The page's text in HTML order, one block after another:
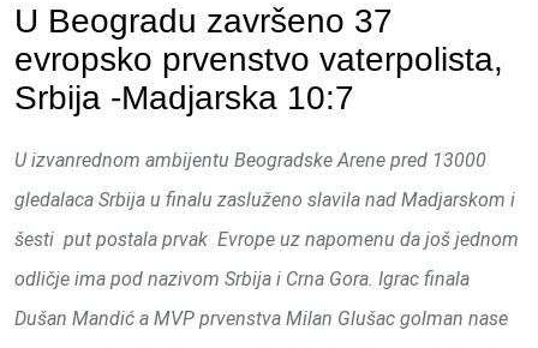
U Beogradu završeno 37
evropsko prvenstvo vaterpolista,
Srbija -Madjarska 10:7
U izvanrednom ambijentu Beogradske Arene pred 13000
gledalaca Srbija u finalu zasluženo slavila nad Madjarskom i
šesti put postala prvak Evrope uz napomenu da još jednom
odličje ima pod nazivom Srbija i Crna Gora. Igrac finala
Dušan Mandić a MVP prvenstva Milan Glušac golman nase